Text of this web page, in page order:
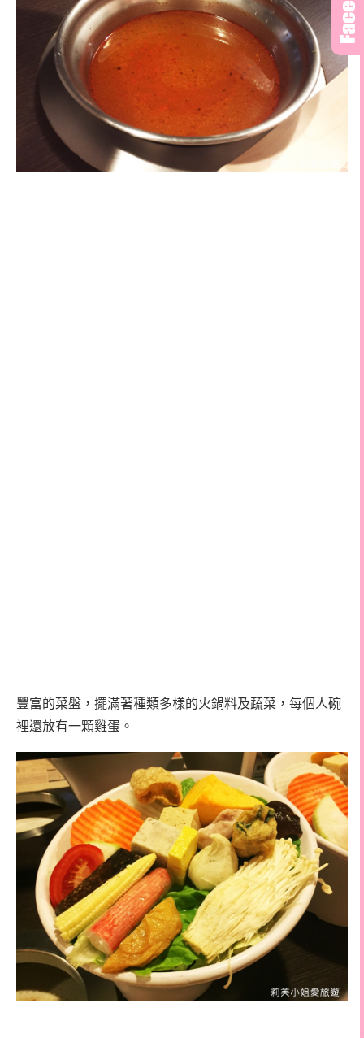
豐富的菜盤，擺滿著種類多樣的火鍋料及蔬菜，每個人碗
裡還放有一顆雞蛋。